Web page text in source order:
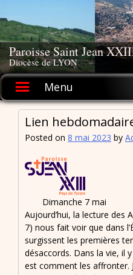
to
content
Paroisse Saint Jean
Diocèse de LYON
Menu
Lien
Posted on 8 mai 2023 by
Dimanche 7 mai
Aujourd’hui, la lecture des
7) nous fait voir que dans
surgissent les premières
désaccords. Dans la vie, il
est comment les affronter.